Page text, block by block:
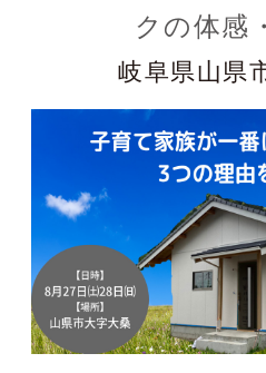
クの体感
岐阜県山県